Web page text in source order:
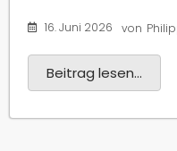
16. Juni 2026 von
Beitrag lesen...